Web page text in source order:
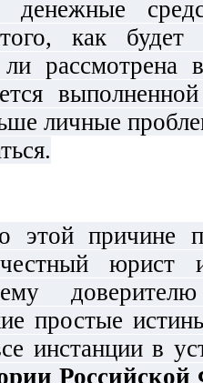
денежные
как будет
рассмотрена
личные
причине
юрист
простые
инстанции в
Российской